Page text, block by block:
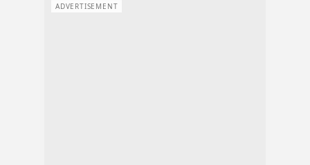
ADVERTISEMENT